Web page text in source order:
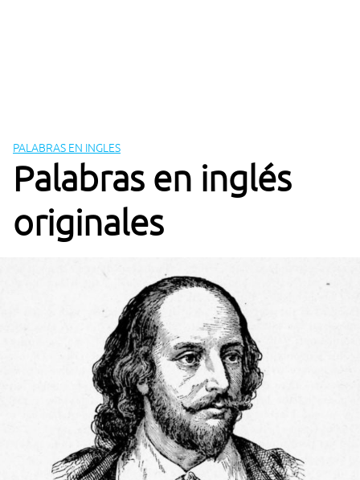
PALABRAS EN INGLES
Palabras en inglés
originales